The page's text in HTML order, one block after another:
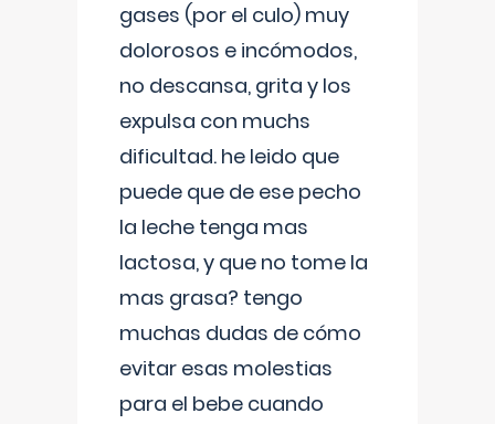
gases (por el culo) muy
dolorosos e incómodos,
no descansa, grita y los
expulsa con muchs
dificultad. he leido que
puede que de ese pecho
la leche tenga mas
lactosa, y que no tome la
mas grasa? tengo
muchas dudas de cómo
evitar esas molestias
para el bebe cuando